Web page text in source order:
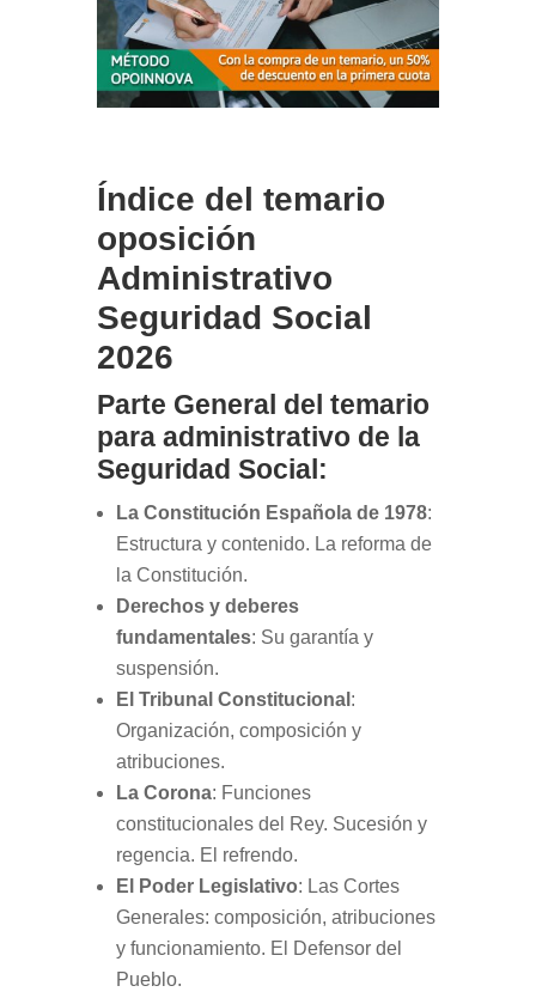
Índice del temario
oposición
Administrativo
Seguridad Social
2026
Parte General del temario
para administrativo de la
Seguridad Social:
La Constitución Española de 1978:
Estructura y contenido. La reforma de
la Constitución.
Derechos y deberes
fundamentales: Su garantía y
suspensión.
El Tribunal Constitucional :
Organización, composición y
atribuciones.
La Corona: Funciones
constitucionales del Rey. Sucesión y
regencia. El refrendo.
El Poder Legislativo: Las Cortes
Generales: composición, atribuciones
y funcionamiento. El Defensor del
Pueblo.